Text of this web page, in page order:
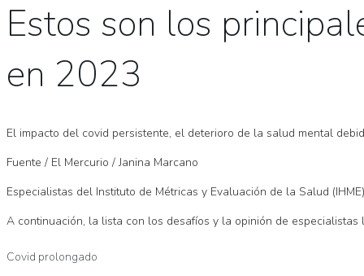
Estos son los
en 2023
El impacto del covid persistente, el deterioro de la salud mental
Fuente / El Mercurio / Janina Marcano
Especialistas del Instituto de Métricas y Evaluación de la Salud
A continuación, la lista con los desafíos y la opinión de
Covid prolongado